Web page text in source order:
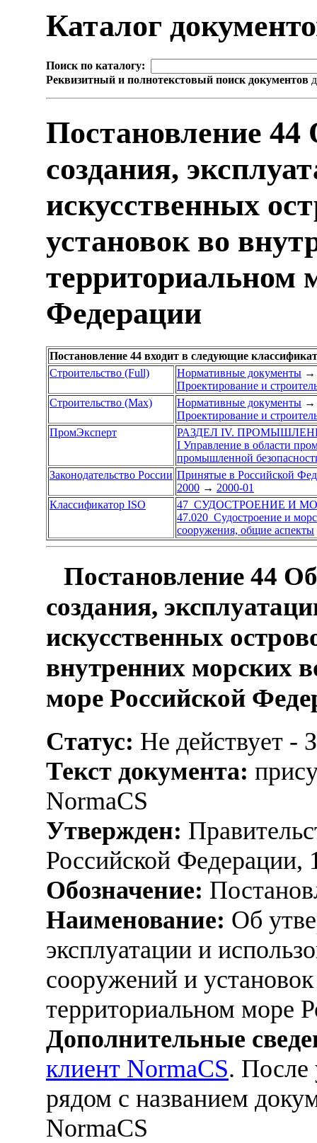
Каталог
Поиск по каталогу:
Реквизитный и полнотекстовый поиск документов
Постановление
создания,
искусственных
установок во
территориальном
Федерации
Постановление 44 входит в следующие
Строительство (Full)
Нормативные документы →
Проектирование и
Строительство (Max)
Нормативные документы →
Проектирование и
ПромЭксперт
РАЗДЕЛ IV.
I Управление в области
промышленной
Законодательство России Принятые в Российской
2000 → 2000-01
Классификатор ISO
47 СУДОСТРОЕНИЕ И
47.020 Судостроение и
сооружения, общие аспекты
Постановление 44
создания,
искусственных
внутренних морских
море Российской
Статус: Не действует -
Текст документа:
NormaCS
Утвержден:
Российской Федерации,
Обозначение:
Наименование: Об
эксплуатации и
сооружений и
территориальном море
Дополнительные
клиент NormaCS. После
рядом с названием
NormaCS